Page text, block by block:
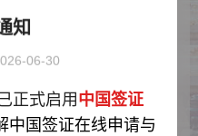
知
免采指纹
2025-12-20
知
06-30
正式启用中国签证
中国签证在线申请与